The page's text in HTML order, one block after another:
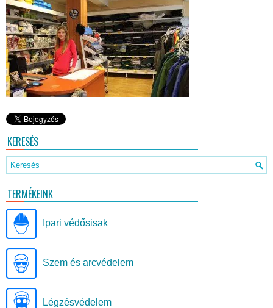
KERESÉS
TERMÉKEINK
Ipari védősisak
Szem és arcvédelem
Légzésvédelem